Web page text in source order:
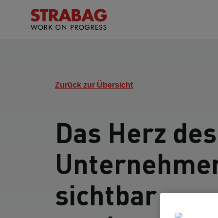
Zurück zur Übersicht
Das Herz des
sichtbar